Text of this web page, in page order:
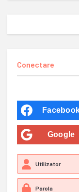
Conectare
Google